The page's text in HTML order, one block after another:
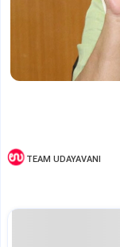
TEAM UDAYAVANI